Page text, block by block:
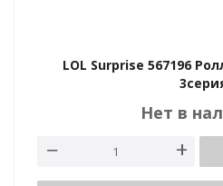
LOL Surprise 567196
Нет в